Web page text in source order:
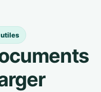
utiles